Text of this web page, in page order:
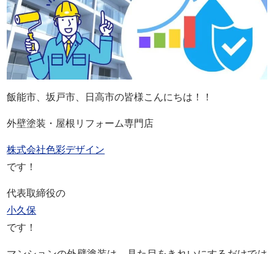
飯能市、坂戸市、日高市の皆様こんにちは！！
外壁塗装・屋根リフォーム専門店
株式会社色彩デザイン
です！
代表取締役の
小久保
です！